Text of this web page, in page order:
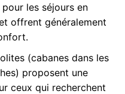
les séjours en
offrent généralement
(cabanes dans les
proposent une
ceux qui recherchent